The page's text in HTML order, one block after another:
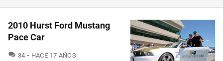
2010 Hurst Ford Mustang
Pace Car
34 COMENTARIOS
HACE 17 AÑOS